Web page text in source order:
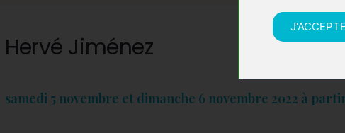
J'ACCEPTE
Hervé Jiménez
samedi 5 novembre et dimanche 6 novembre 2022 à